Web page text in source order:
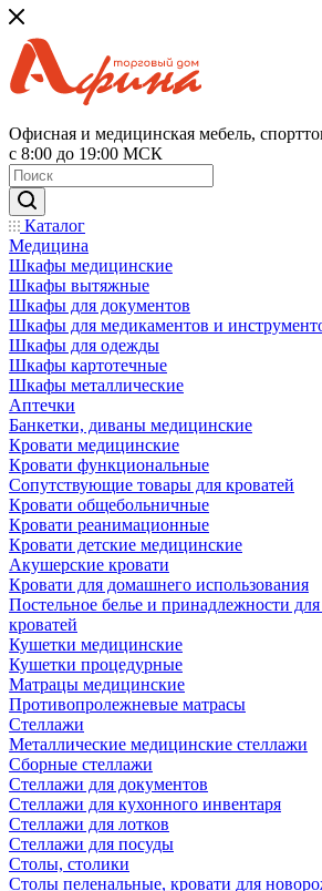
Офисная и медицинская мебель,
с 8:00 до 19:00 МСК
Каталог
Медицина
Шкафы медицинские
Шкафы вытяжные
Шкафы для документов
Шкафы для медикаментов и
Шкафы для одежды
Шкафы картотечные
Шкафы металлические
Аптечки
Банкетки, диваны медицинские
Кровати медицинские
Кровати функциональные
Сопутствующие товары для кроватей
Кровати общебольничные
Кровати реанимационные
Кровати детские медицинские
Акушерские кровати
Кровати для домашнего использования
Постельное белье и принадлежности
кроватей
Кушетки медицинские
Кушетки процедурные
Матрацы медицинские
Противопролежневые матрасы
Стеллажи
Металлические медицинские стеллажи
Сборные стеллажи
Стеллажи для документов
Стеллажи для кухонного инвентаря
Стеллажи для лотков
Стеллажи для посуды
Столы, столики
Столы пеленальные, кровати для